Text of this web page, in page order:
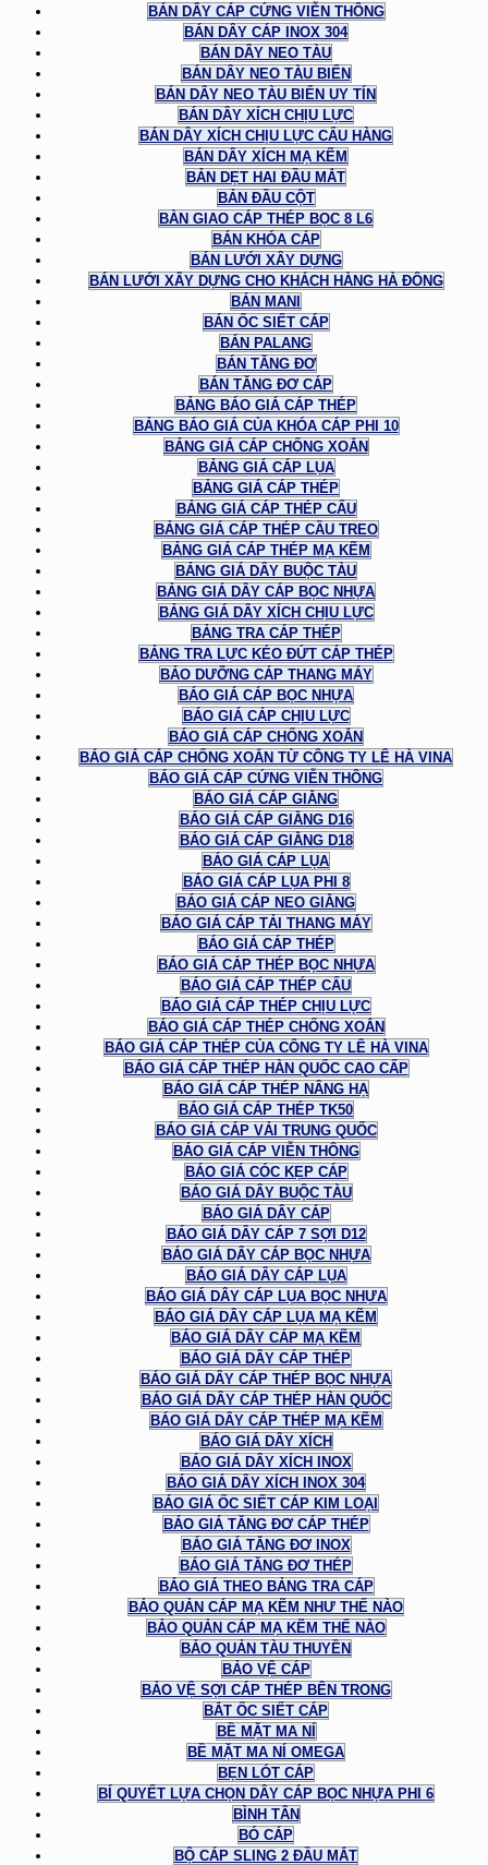
BÁN DÂY CÁP CỨNG VIỄN THÔNG
BÁN DÂY CÁP INOX 304
BÁN DÂY NEO TÀU
BÁN DÂY NEO TÀU BIỂN
BÁN DÂY NEO TÀU BIỂN UY TÍN
BÁN DÂY XÍCH CHỊU LỰC
BÁN DÂY XÍCH CHỊU LỰC CẨU HÀNG
BÁN DÂY XÍCH MẠ KẼM
BẢN DẸT HAI ĐẦU MẮT
BẢN ĐẦU CỘT
BÀN GIAO CÁP THÉP BỌC 8 L6
BÁN KHÓA CÁP
BÁN LƯỚI XÂY DỰNG
BÁN LƯỚI XÂY DỰNG CHO KHÁCH HÀNG HÀ ĐÔNG
BÁN MANI
BÁN ỐC SIẾT CÁP
BÁN PALANG
BÁN TĂNG ĐƠ
BÁN TĂNG ĐƠ CÁP
BẢNG BÁO GIÁ CÁP THÉP
BẢNG BÁO GIÁ CỦA KHÓA CÁP PHI 10
BẢNG GIÁ CÁP CHỐNG XOẮN
BẢNG GIÁ CÁP LỤA
BẢNG GIÁ CÁP THÉP
BẢNG GIÁ CÁP THÉP CẨU
BẢNG GIÁ CÁP THÉP CẦU TREO
BẢNG GIÁ CÁP THÉP MẠ KẼM
BẢNG GIÁ DÂY BUỘC TÀU
BẢNG GIÁ DÂY CÁP BỌC NHỰA
BẢNG GIÁ DÂY XÍCH CHỊU LỰC
BẢNG TRA CÁP THÉP
BẢNG TRA LỰC KÉO ĐỨT CÁP THÉP
BẢO DƯỠNG CÁP THANG MÁY
BÁO GIÁ CÁP BỌC NHỰA
BÁO GIÁ CÁP CHỊU LỰC
BÁO GIÁ CÁP CHỐNG XOẮN
BÁO GIÁ CÁP CHỐNG XOẮN TỪ CÔNG TY LÊ HÀ VINA
BÁO GIÁ CÁP CỨNG VIỄN THÔNG
BÁO GIÁ CÁP GIẰNG
BÁO GIÁ CÁP GIẰNG D16
BÁO GIÁ CÁP GIẰNG D18
BÁO GIÁ CÁP LỤA
BÁO GIÁ CÁP LỤA PHI 8
BÁO GIÁ CÁP NEO GIẰNG
BÁO GIÁ CÁP TẢI THANG MÁY
BÁO GIÁ CÁP THÉP
BÁO GIÁ CÁP THÉP BỌC NHỰA
BÁO GIÁ CÁP THÉP CẨU
BÁO GIÁ CÁP THÉP CHỊU LỰC
BÁO GIÁ CÁP THÉP CHỐNG XOẮN
BÁO GIÁ CÁP THÉP CỦA CÔNG TY LÊ HÀ VINA
BÁO GIÁ CÁP THÉP HÀN QUỐC CAO CẤP
BÁO GIÁ CÁP THÉP NÂNG HẠ
BÁO GIÁ CÁP THÉP TK50
BÁO GIÁ CÁP VẢI TRUNG QUỐC
BÁO GIÁ CÁP VIỄN THÔNG
BÁO GIÁ CÓC KẸP CÁP
BÁO GIÁ DÂY BUỘC TÀU
BÁO GIÁ DÂY CÁP
BÁO GIÁ DÂY CÁP 7 SỢI D12
BÁO GIÁ DÂY CÁP BỌC NHỰA
BÁO GIÁ DÂY CÁP LỤA
BÁO GIÁ DÂY CÁP LỤA BỌC NHỰA
BÁO GIÁ DÂY CÁP LỤA MẠ KẼM
BÁO GIÁ DÂY CÁP MẠ KẼM
BÁO GIÁ DÂY CÁP THÉP
BÁO GIÁ DÂY CÁP THÉP BỌC NHỰA
BÁO GIÁ DÂY CÁP THÉP HÀN QUỐC
BÁO GIÁ DÂY CÁP THÉP MẠ KẼM
BÁO GIÁ DÂY XÍCH
BÁO GIÁ DÂY XÍCH INOX
BÁO GIÁ DÂY XÍCH INOX 304
BÁO GIÁ ỐC SIẾT CÁP KIM LOẠI
BÁO GIÁ TĂNG ĐƠ CÁP THÉP
BÁO GIÁ TĂNG ĐƠ INOX
BÁO GIÁ TĂNG ĐƠ THÉP
BÁO GIÁ THEO BẢNG TRA CÁP
BẢO QUẢN CÁP MẠ KẼM NHƯ THẾ NÀO
BẢO QUẢN CÁP MẠ KẼM THẾ NÀO
BẢO QUẢN TÀU THUYỀN
BẢO VỆ CÁP
BẢO VỆ SỢI CÁP THÉP BÊN TRONG
BẮT ỐC SIẾT CÁP
BỀ MẶT MA NÍ
BỀ MẶT MA NÍ OMEGA
BẸN LÓT CÁP
BÍ QUYẾT LỰA CHỌN DÂY CÁP BỌC NHỰA PHI 6
BÌNH TÂN
BÓ CÁP
BỘ CÁP SLING 2 ĐẦU MẮT